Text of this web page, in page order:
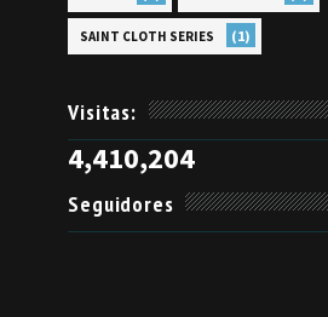
SAINT CLOTH SERIES (1)
Visitas:
4,410,204
Seguidores